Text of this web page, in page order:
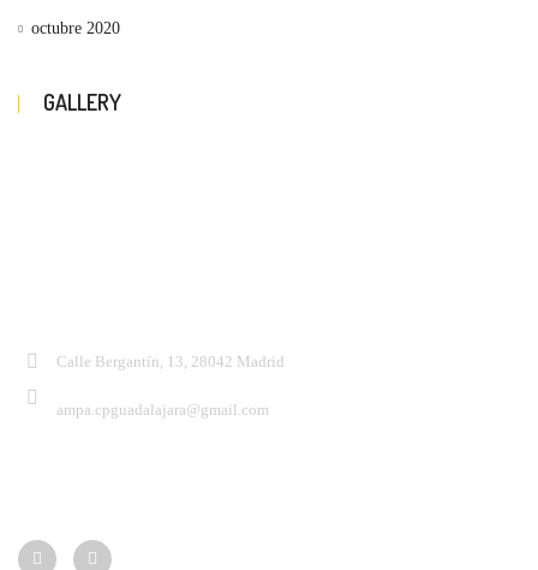
octubre 2020
GALLERY
Calle Bergantín, 13, 28042 Madrid
ampa.cpguadalajara@gmail.com